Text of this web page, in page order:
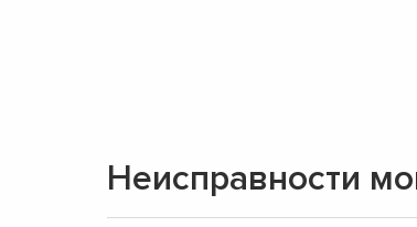
Неисправности